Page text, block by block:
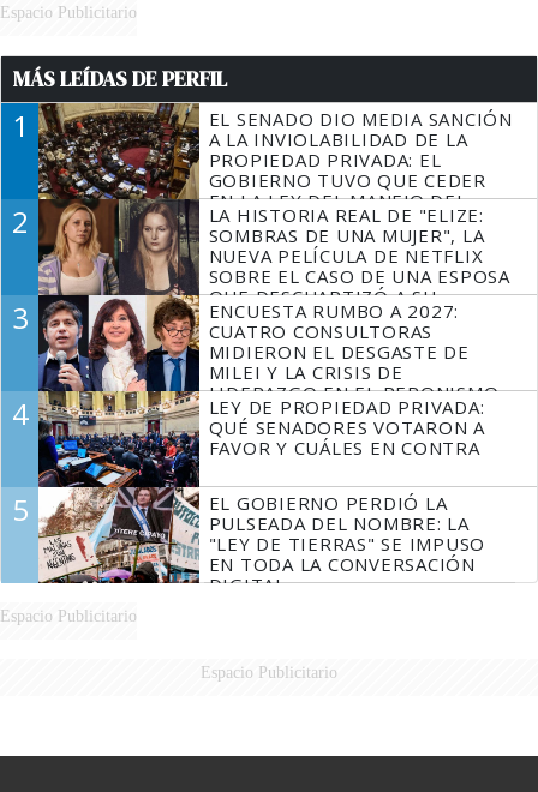
Espacio Publicitario
MÁS LEÍDAS DE PERFIL
1
EL SENADO DIO MEDIA SANCIÓN
A LA INVIOLABILIDAD DE LA
PROPIEDAD PRIVADA: EL
GOBIERNO TUVO QUE CEDER
EN LA LEY DEL MANEJO DEL
FUEGO
2
LA HISTORIA REAL DE "ELIZE:
SOMBRAS DE UNA MUJER", LA
NUEVA PELÍCULA DE NETFLIX
SOBRE EL CASO DE UNA ESPOSA
QUE DESCUARTIZÓ A SU
MARIDO
3
ENCUESTA RUMBO A 2027:
CUATRO CONSULTORAS
MIDIERON EL DESGASTE DE
MILEI Y LA CRISIS DE
LIDERAZGO EN EL PERONISMO
4
LEY DE PROPIEDAD PRIVADA:
QUÉ SENADORES VOTARON A
FAVOR Y CUÁLES EN CONTRA
5
EL GOBIERNO PERDIÓ LA
PULSEADA DEL NOMBRE: LA
"LEY DE TIERRAS" SE IMPUSO
EN TODA LA CONVERSACIÓN
DIGITAL
Espacio Publicitario
Espacio Publicitario